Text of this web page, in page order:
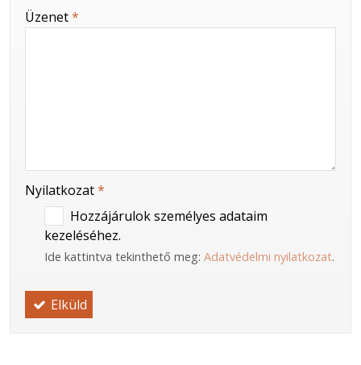
-
Üzenet*
Nyilatkozat*
Hozzájárulok személyes adataim
kezeléséhez.
Ide kattintva tekinthető meg: Adatvédelmi nyilatkozat.
Elküld